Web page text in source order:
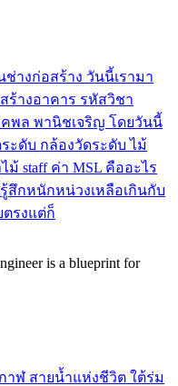
ช่างก่อสร้าง วันนี้เรามา
ร้างอาคาร รหัสวิชา
คพล พานิชเจริญ โดยวันนี้
ะดับ กล้องวัดระดับ ไม้
staff ค่า MSL คืออะไร
รู้สึกหนักหน่วงเหลือเกินกับ
รงแต่ก็
is a blueprint for
าฬ สายน้ำแห่งชีวิต ใต้ร่ม